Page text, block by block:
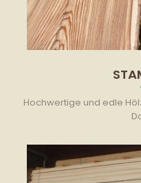
Hochwertige und edle